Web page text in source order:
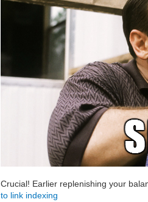
Crucial! Earlier replenishing your
to link indexing